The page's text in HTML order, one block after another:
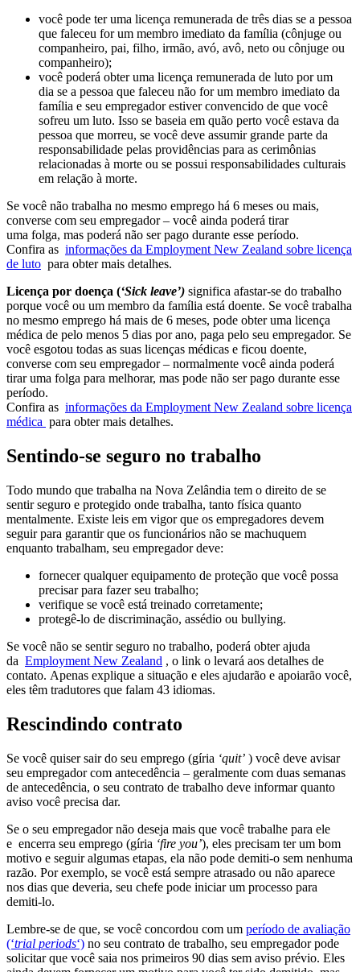
você pode ter uma licença remunerada de três dias se a pessoa
que faleceu for um membro imediato da família (cônjuge ou
companheiro, pai, filho, irmão, avó, avô, neto ou cônjuge ou
companheiro);
você poderá obter uma licença remunerada de luto por um
dia se a pessoa que faleceu não for um membro imediato da
família e seu empregador estiver convencido de que você
sofreu um luto. Isso se baseia em quão perto você estava da
pessoa que morreu, se você deve assumir grande parte da
responsabilidade pelas providências para as cerimônias
relacionadas à morte ou se possui responsabilidades culturais
em relação à morte.
Se você não trabalha no mesmo emprego há 6 meses ou mais,
converse com seu empregador – você ainda poderá tirar
uma folga, mas poderá não ser pago durante esse período.
Confira as informações da Employment New Zealand sobre licença
de luto para obter mais detalhes.
Licença por doença (‘Sick leave’) significa afastar-se do trabalho
porque você ou um membro da família está doente. Se você trabalha
no mesmo emprego há mais de 6 meses, pode obter uma licença
médica de pelo menos 5 dias por ano, paga pelo seu empregador. Se
você esgotou todas as suas licenças médicas e ficou doente,
converse com seu empregador – normalmente você ainda poderá
tirar uma folga para melhorar, mas pode não ser pago durante esse
período.
Confira as informações da Employment New Zealand sobre licença
médica para obter mais detalhes.
Sentindo-se seguro no trabalho
Todo mundo que trabalha na Nova Zelândia tem o direito de se
sentir seguro e protegido onde trabalha, tanto física quanto
mentalmente. Existe leis em vigor que os empregadores devem
seguir para garantir que os funcionários não se machuquem
enquanto trabalham, seu empregador deve:
fornecer qualquer equipamento de proteção que você possa
precisar para fazer seu trabalho;
verifique se você está treinado corretamente;
protegê-lo de discriminação, assédio ou bullying.
Se você não se sentir seguro no trabalho, poderá obter ajuda
da Employment New Zealand , o link o levará aos detalhes de
contato. Apenas explique a situação e eles ajudarão e apoiarão você,
eles têm tradutores que falam 43 idiomas.
Rescindindo contrato
Se você quiser sair do seu emprego (gíria ‘quit’ ) você deve avisar
seu empregador com antecedência – geralmente com duas semanas
de antecedência, o seu contrato de trabalho deve informar quanto
aviso você precisa dar.
Se o seu empregador não deseja mais que você trabalhe para ele
e encerra seu emprego (gíria ‘fire you’), eles precisam ter um bom
motivo e seguir algumas etapas, ela não pode demiti-o sem nenhuma
razão. Por exemplo, se você está sempre atrasado ou não aparece
nos dias que deveria, seu chefe pode iniciar um processo para
demiti-lo.
Lembre-se de que, se você concordou com um período de avaliação
(‘trial periods‘) no seu contrato de trabalho, seu empregador pode
solicitar que você saia nos primeiros 90 dias sem aviso prévio. Eles